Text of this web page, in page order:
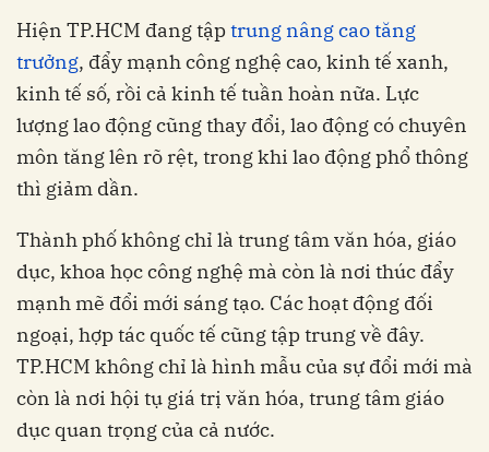
Hiện TP.HCM đang tậptrung nâng cao tăng
trưởng, đẩy mạnh công nghệ cao, kinh tế xanh,
kinh tế số, rồi cả kinh tế tuần hoàn nữa. Lực
lượng lao động cũng thay đổi, lao động có chuyên
môn tăng lên rõ rệt, trong khi lao động phổ thông
thì giảm dần.
Thành phố không chỉ là trung tâm văn hóa, giáo
dục, khoa học công nghệ mà còn là nơi thúc đẩy
mạnh mẽ đổi mới sáng tạo. Các hoạt động đối
ngoại, hợp tác quốc tế cũng tập trung về đây.
TP.HCM không chỉ là hình mẫu của sự đổi mới mà
còn là nơi hội tụ giá trị văn hóa, trung tâm giáo
dục quan trọng của cả nước.